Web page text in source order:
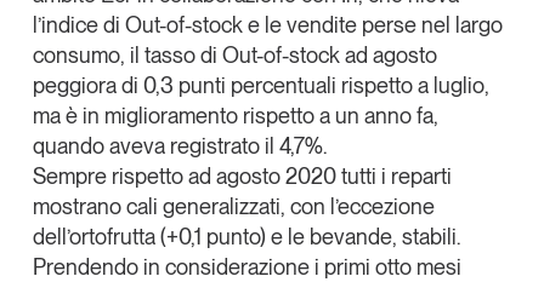
Dossier
Il Numero
Interviste
Comunicati stampa
Video
Podcast
Eventi e formazione
Copia Link
l’indice di Out-of-stock e le vendite perse nel largo
consumo, il tasso di Out-of-stock ad agosto
peggiora di 0,3 punti percentuali rispetto a luglio,
ma è in miglioramento rispetto a un anno fa,
quando aveva registrato il 4,7%.
Sempre rispetto ad agosto 2020 tutti i reparti
mostrano cali generalizzati, con l’eccezione
dell’ortofrutta (+0,1 punto) e le bevande, stabili.
Prendendo in considerazione i primi otto mesi